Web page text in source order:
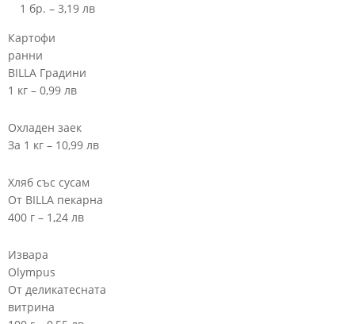
1 бр. – 3,19 лв
Картофи
ранни
BILLA Градини
1 кг – 0,99 лв
Охладен заек
За 1 кг – 10,99 лв
Хляб със сусам
От BILLA пекарна
400 г – 1,24 лв
Извара
Olympus
От деликатесната
витрина